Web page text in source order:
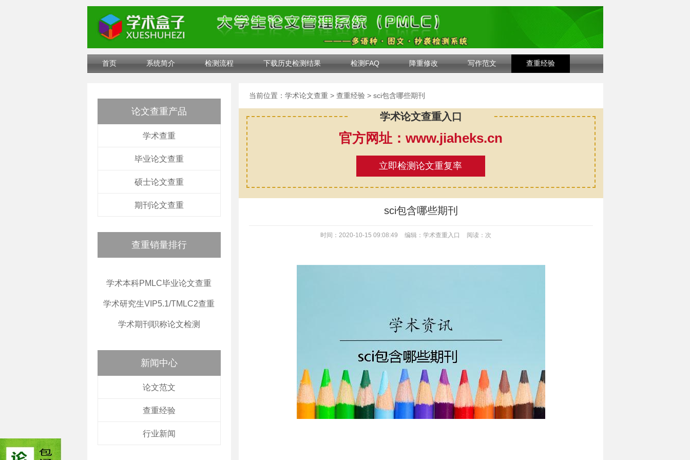
首页 系统简介 检测流程 下载历史检测结果 检测FAQ 降重修改 写作范文 查重经验
论文查重产品
学术查重
毕业论文查重
硕士论文查重
期刊论文查重
查重销量排行
学术本科PMLC毕业论文查重
学术研究生VIP5.1/TMLC2查重
学术期刊职称论文检测
新闻中心
论文范文
查重经验
行业新闻
当前位置： 学术论文查重> 查重经验> sci包含哪些期刊
学术论文查重入口
官方网址：www.jiaheks.cn
立即检测论文重复率
sci包含哪些期刊
时间：2020-10-15 09:08:49 编辑：学术查重入口 阅读： 次